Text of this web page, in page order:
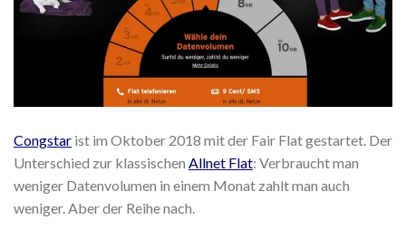
Congstar ist im Oktober 2018 mit der Fair Flat gestartet. Der
Unterschied zur klassischen Allnet Flat: Verbraucht man
weniger Datenvolumen in einem Monat zahlt man auch
weniger. Aber der Reihe nach.